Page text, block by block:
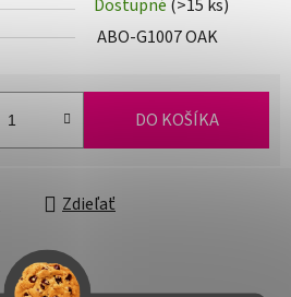
Dostupné (>15 ks)
ABO-G1007 OAK
DO KOŠÍKA
Zdieľať